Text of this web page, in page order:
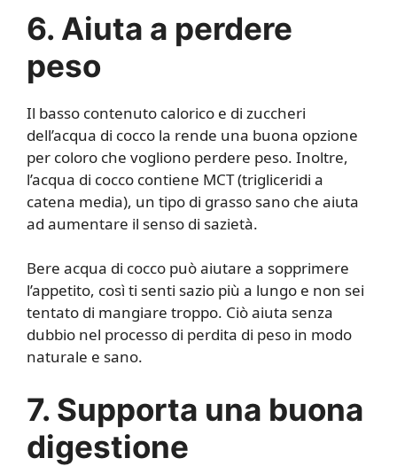
6. Aiuta a perdere
peso
Il basso contenuto calorico e di zuccheri
dell’acqua di cocco la rende una buona opzione
per coloro che vogliono perdere peso. Inoltre,
l’acqua di cocco contiene MCT (trigliceridi a
catena media), un tipo di grasso sano che aiuta
ad aumentare il senso di sazietà.
Bere acqua di cocco può aiutare a sopprimere
l’appetito, così ti senti sazio più a lungo e non sei
tentato di mangiare troppo. Ciò aiuta senza
dubbio nel processo di perdita di peso in modo
naturale e sano.
7. Supporta una buona
digestione